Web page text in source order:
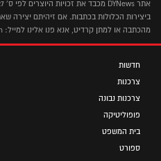
ביצירות הכלולות בכתבות. אם זיהיתם יצירה
מהכתבה או למתן קרדיט, אנא פנו אלינו למייל: yossiduek@gmail.com
חדשות
צרכנות
צרכנות נבונה
פופוליטיקה
בית המשפט
ספורט